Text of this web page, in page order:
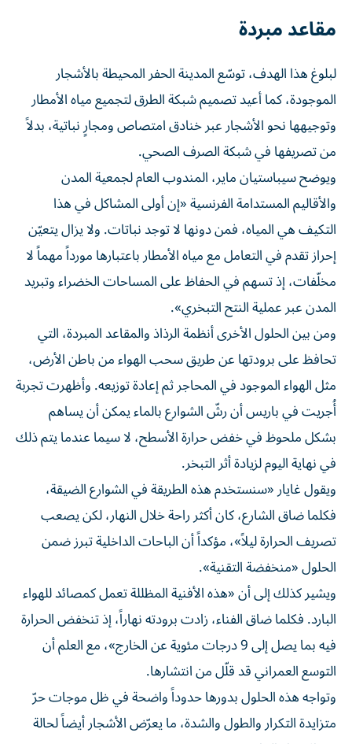
مقاعد مبردة
لبلوغ هذا الهدف، توسّع المدينة الحفر المحيطة بالأشجار
الموجودة، كما أعيد تصميم شبكة الطرق لتجميع مياه الأمطار
وتوجيهها نحو الأشجار عبر خنادق امتصاص ومجارٍ نباتية، بدلاً
من تصريفها في شبكة الصرف الصحي.
ويوضح سيباستيان ماير، المندوب العام لجمعية المدن
والأقاليم المستدامة الفرنسية «إن أولى المشاكل في هذا
التكيف هي المياه، فمن دونها لا توجد نباتات. ولا يزال يتعيّن
إحراز تقدم في التعامل مع مياه الأمطار باعتبارها مورداً مهماً لا
مخلّفات، إذ تسهم في الحفاظ على المساحات الخضراء وتبريد
المدن عبر عملية النتح التبخري».
ومن بين الحلول الأخرى أنظمة الرذاذ والمقاعد المبردة، التي
تحافظ على برودتها عن طريق سحب الهواء من باطن الأرض،
مثل الهواء الموجود في المحاجر ثم إعادة توزيعه. وأظهرت تجربة
أُجريت في باريس أن رشّ الشوارع بالماء يمكن أن يساهم
بشكل ملحوظ في خفض حرارة الأسطح، لا سيما عندما يتم ذلك
في نهاية اليوم لزيادة أثر التبخر.
ويقول غايار «سنستخدم هذه الطريقة في الشوارع الضيقة،
فكلما ضاق الشارع، كان أكثر راحة خلال النهار، لكن يصعب
تصريف الحرارة ليلاً»، مؤكداً أن الباحات الداخلية تبرز ضمن
الحلول «منخفضة التقنية».
ويشير كذلك إلى أن «هذه الأفنية المظللة تعمل كمصائد للهواء
البارد. فكلما ضاق الفناء، زادت برودته نهاراً، إذ تنخفض الحرارة
فيه بما يصل إلى 9 درجات مئوية عن الخارج»، مع العلم أن
التوسع العمراني قد قلّل من انتشارها.
وتواجه هذه الحلول بدورها حدوداً واضحة في ظل موجات حرّ
متزايدة التكرار والطول والشدة، ما يعرّض الأشجار أيضاً لحالة